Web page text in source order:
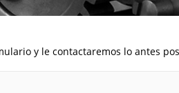
y le contactaremos lo antes